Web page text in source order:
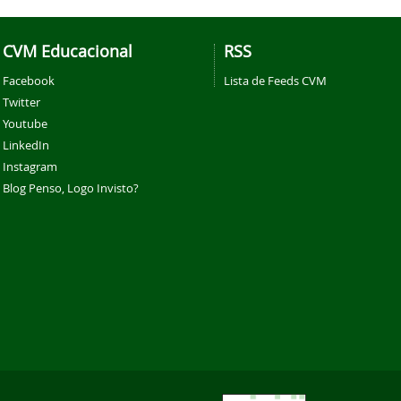
CVM Educacional
Facebook
Twitter
Youtube
LinkedIn
Instagram
Blog Penso, Logo Invisto?
RSS
Lista de Feeds CVM